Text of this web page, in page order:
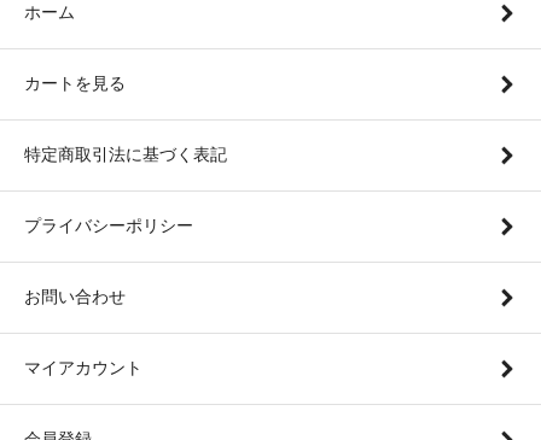
ホーム
カートを見る
特定商取引法に基づく表記
プライバシーポリシー
お問い合わせ
マイアカウント